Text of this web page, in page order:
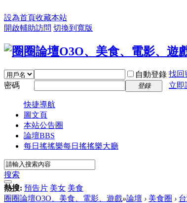
設為首頁收藏本站
開啟輔助訪問 切換到寬版
自動登錄 找回
密碼
登錄 立即
快捷導航
圖文頁
本站公告圈
論壇BBS
每日搖搖樂每日搖搖樂大廳
搜索
熱搜: 預告片 美女 美食
圈圈論壇O3O、美食、電影、遊戲»論壇 › 美食圈 ›